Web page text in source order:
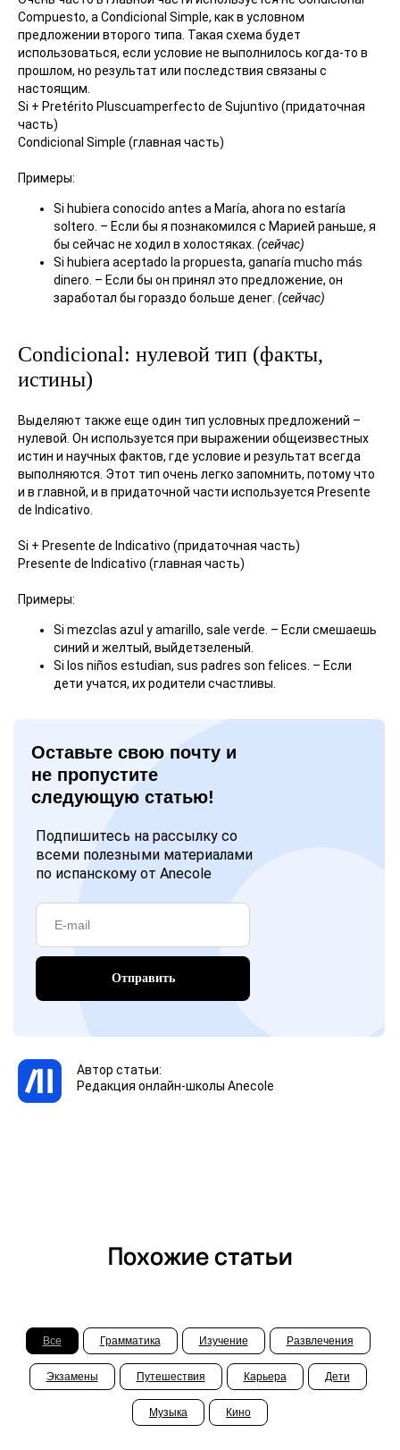
Compuesto, а Condicional Simple, как в условном
предложении второго типа. Такая схема будет
использоваться, если условие не выполнилось когда-то в
прошлом, но результат или последствия связаны с
настоящим.
Si + Pretérito Pluscuamperfecto de Sujuntivo (придаточная
часть)
Condicional Simple (главная часть)
Примеры:
Si hubiera conocido antes a María, ahora no estaría
soltero. – Если бы я познакомился с Марией раньше, я
бы сейчас не ходил в холостяках. (сейчас)
Si hubiera aceptado la propuesta, ganaría mucho más
dinero. – Если бы он принял это предложение, он
заработал бы гораздо больше денег. (сейчас)
Condicional: нулевой тип (факты,
истины)
Выделяют также еще один тип условных предложений –
нулевой. Он используется при выражении общеизвестных
истин и научных фактов, где условие и результат всегда
выполняются. Этот тип очень легко запомнить, потому что
и в главной, и в придаточной части используется Presente
de Indicativo.
Si + Presente de Indicativo (придаточная часть)
Presente de Indicativo (главная часть)
Примеры:
Si mezclas azul y amarillo, sale verde. – Если смешаешь
синий и желтый, выйдетзеленый.
Si los niños estudian, sus padres son felices. – Если
дети учатся, их родители счастливы.
Оставьте свою почту и
не пропустите
следующую статью!
Отправить
Подпишитесь на рассылку со
всеми полезными материалами
по испанскому от Anecole
Автор статьи:
Редакция онлайн-школы Anecole
Похожие статьи
Все Грамматика Изучение Развлечения
Экзамены Путешествия Карьера Дети
Музыка Кино